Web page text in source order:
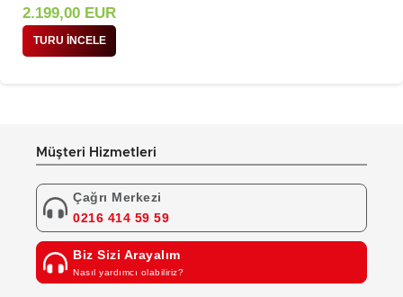
2.199,00 EUR
TURU İNCELE
Müşteri Hizmetleri
Çağrı Merkezi
0216 414 59 59
Biz Sizi Arayalım
Nasıl yardımcı olabiliriz?